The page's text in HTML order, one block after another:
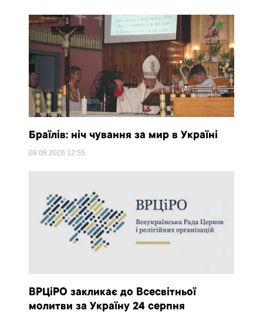
Браїлів: ніч чування за мир в Україні
08.08.2026 12:55
ВРЦіРО закликає до Всесвітньої
молитви за Україну 24 серпня